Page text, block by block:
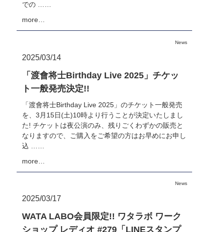
での ……
more…
News
2025/03/14
「渡會将士Birthday Live 2025」チケッ
ト一般発売決定!!
「渡會将士Birthday Live 2025」のチケット一般発売
を、3月15日(土)10時より行うことが決定いたしまし
た! チケットは夜公演のみ、残りごくわずかの販売と
なりますので、ご購入をご希望の方はお早めにお申し
込 ……
more…
News
2025/03/17
WATA LABO会員限定!! ワタラボ ワーク
ショップ レディオ #279「LINEスタンプ